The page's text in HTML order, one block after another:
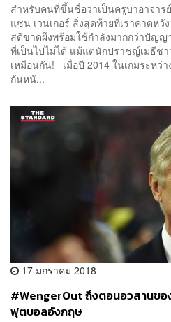
สำหรับคนที่ขึ้นชื่อว่าเป็นครูบาอาจาร
แซน เวนเกอร์ สิ่งสุดท้ายที่เราคาดหวั
สติขาดผึงพร้อมใช้กำลังมากกว่าปัญ
ที่เป็นไปไม่ได้ แม้แต่นักปราชญ์เมธีช
เหมือนกัน! เมื่อปี 2014 ในเกมระหว่
กันหนั...
17 มกราคม 2018
#WengerOut ถึงตอนอวสานขอ
ฟุตบอลอังกฤษ